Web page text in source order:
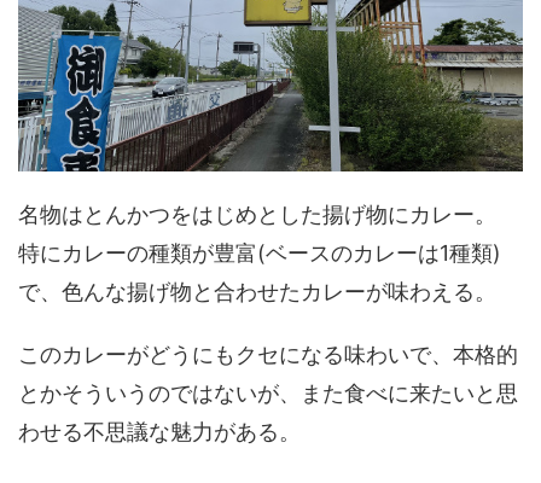
名物はとんかつをはじめとした揚げ物にカレー。
特にカレーの種類が豊富(ベースのカレーは1種類)
で、色んな揚げ物と合わせたカレーが味わえる。
このカレーがどうにもクセになる味わいで、本格的
とかそういうのではないが、また食べに来たいと思
わせる不思議な魅力がある。